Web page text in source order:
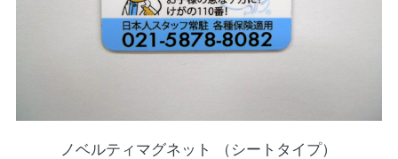
ノベルティマグネット （シートタイプ）